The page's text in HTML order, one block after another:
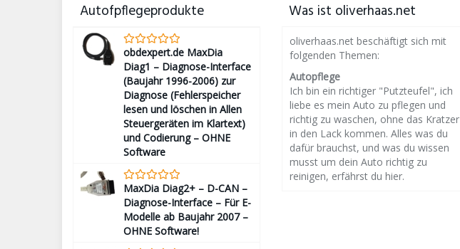
Autofpflegeprodukte
obdexpert.de MaxDia
Diag1 – Diagnose-Interface
(Baujahr 1996-2006) zur
Diagnose (Fehlerspeicher
lesen und löschen in Allen
Steuergeräten im Klartext)
und Codierung – OHNE
Software
MaxDia Diag2+ – D-CAN –
Diagnose-Interface – Für E-
Modelle ab Baujahr 2007 –
OHNE Software!
Was ist oliverhaas.net
oliverhaas.net beschäftigt sich mit
folgenden Themen:
Autopflege
Ich bin ein richtiger "Putzteufel", ich
liebe es mein Auto zu pflegen und
richtig zu waschen, ohne das Kratzer
in den Lack kommen. Alles was du
dafür brauchst, und was du wissen
musst um dein Auto richtig zu
reinigen, erfährst du hier.